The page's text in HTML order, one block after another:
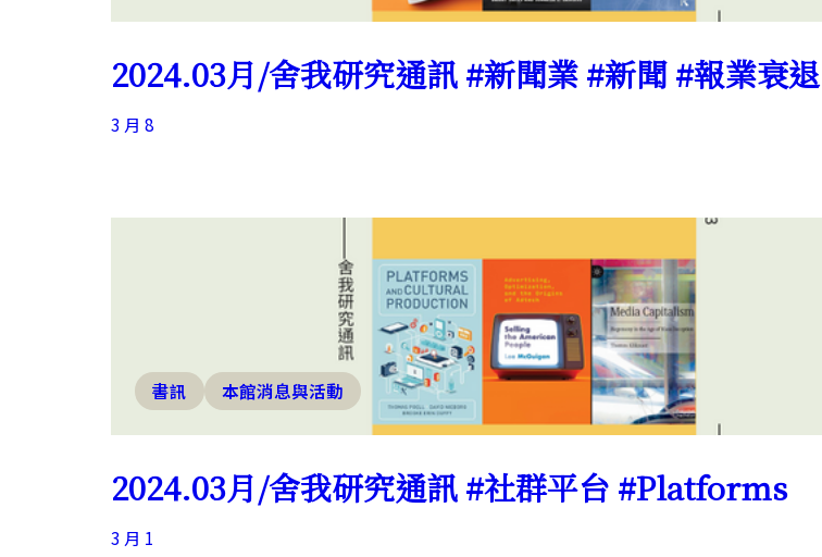
2024.03月/舍我研究通訊 #新聞業 #新聞 #報業衰退
3 月 8
書訊 本館消息與活動
2024.03月/舍我研究通訊 #社群平台 #Platforms
3 月 1